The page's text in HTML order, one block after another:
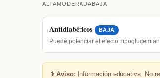
ALTAMODERADABAJA
Antidiabéticos BAJA
Puede potenciar el efecto
⚕️ Aviso: Información educativa. No